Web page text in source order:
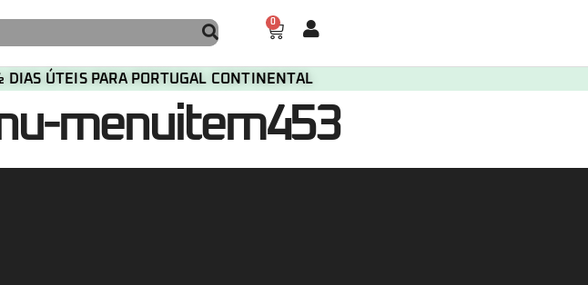
0
DIAS ÚTEIS PARA PORTUGAL CONTINENTAL
menuitem453